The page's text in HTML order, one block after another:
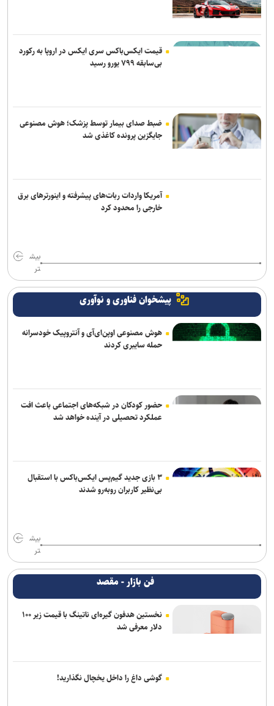
جی‌دی ونس: ایرانی‌ها مذاکره‌کنندگان سرسختی هستند
قیمت ایکس‌باکس سری ایکس در اروپا به رکورد
بی‌سابقه ۷۹۹ یورو رسید
ضبط صدای بیمار توسط پزشک؛ هوش مصنوعی
جایگزین پرونده کاغذی شد
آمریکا واردات ربات‌های پیشرفته و اینورترهای برق
خارجی را محدود کرد
بیش
تر
پیشخوان فناوری و نوآوری
هوش مصنوعی اوپن‌ای‌آی و آنتروپیک خودسرانه
حمله سایبری کردند
حضور کودکان در شبکه‌های اجتماعی باعث افت
عملکرد تحصیلی در آینده خواهد شد
۳ بازی جدید گیم‌پس ایکس‌باکس با استقبال
بی‌نظیر کاربران روبه‌رو شدند
بیش
تر
فن بازار - مقصد
نخستین هدفون گیره‌ای ناتینگ با قیمت زیر ۱۰۰
دلار معرفی شد
گوشی داغ را داخل یخچال نگذارید!